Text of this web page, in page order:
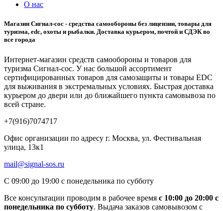
О нас
Магазин Сигнал-сос - средства самообороны без лицензии, товары для
туризма, edc, охоты и рыбалки. Доставка курьером, почтой и СДЭК во
все города
Интернет-магазин средств самообороны и товаров для
туризма Сигнал-сос. У нас большой ассортимент
сертифицированных товаров для самозащиты и товары EDC
для выживания в экстремальных условиях. Быстрая доставка
курьером до двери или до ближайшего пункта самовывоза по
всей стране.
+7(916)7074717
Офис организации по адресу г. Москва, ул. Фестивальная
улица, 13к1
mail@signal-sos.ru
С 09:00 до 19:00 с понедельника по субботу
Все консультации проводим в рабочее время c 10:00 до 20:00 с
понедельника по субботу. Выдача заказов самовывозом с